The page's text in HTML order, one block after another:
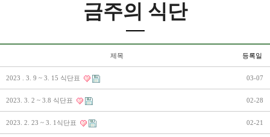
금주의 식단
제목 등록일
2023 . 3. 9 ~ 3. 15 식단표 03-07
2023. 3. 2 ~ 3.8 식단표 02-28
2023. 2. 23 ~ 3. 1식단표 02-21